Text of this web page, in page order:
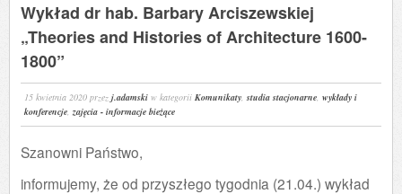
Wykład dr hab. Barbary Arciszewskiej
„Theories and Histories of Architecture 1600-
1800”
15 kwietnia 2020 przezj.adamski w kategoriiKomunikaty,studia stacjonarne,wykłady i
konferencje,zajęcia - informacje bieżące
Szanowni Państwo,
informujemy, że od przyszłego tygodnia (21.04.) wykład